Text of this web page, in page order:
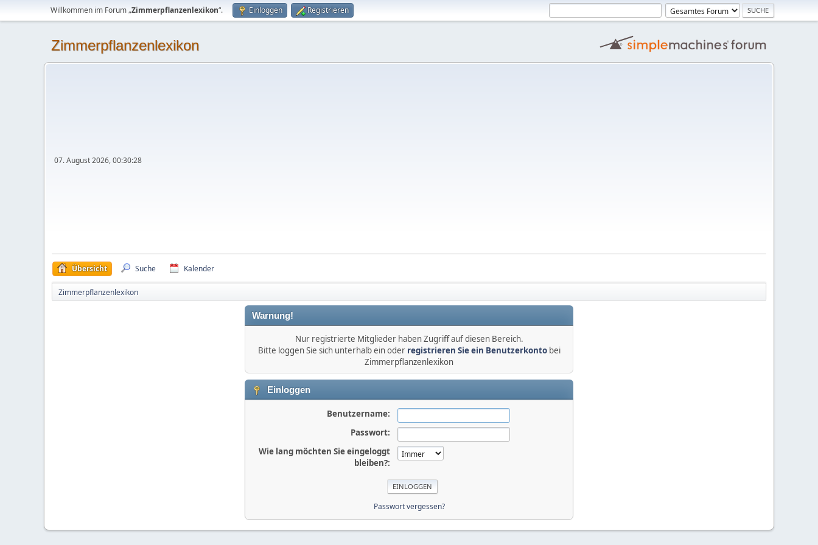
Willkommen im Forum „Zimmerpflanzenlexikon“. Einloggen Registrieren
Zimmerpflanzenlexikon
07. August 2026, 00:30:28
Übersicht Suche Kalender
Zimmerpflanzenlexikon
Warnung!
Nur registrierte Mitglieder haben Zugriff auf diesen Bereich.
Bitte loggen Sie sich unterhalb ein oder registrieren Sie ein Benutzerkontobei
Zimmerpflanzenlexikon
Einloggen
Benutzername:
Passwort:
Wie lang möchten Sie eingeloggt
bleiben?:
Passwort vergessen?